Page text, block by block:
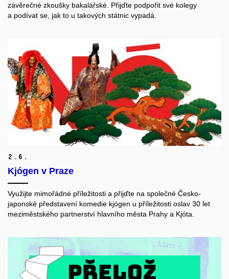
závěrečné zkoušky bakalářské. Přijďte podpořit své kolegy
a podívat se, jak to u takových státnic vypadá.
2. 6.
Kjógen v Praze
Využijte mimořádné příležitosti a přijďte na společné Česko-
japonské představení komedie kjógen u příležitosti oslav 30 let
meziměstského partnerství hlavního města Prahy a Kjóta.